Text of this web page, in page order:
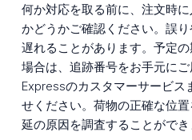
何か対応を取る前に、注文時
かどうかご確認ください。誤
遅れることがあります。予定
場合は、追跡番号をお手元に
Expressのカスタマーサービス
せください。荷物の正確な位
延の原因を調査することができ